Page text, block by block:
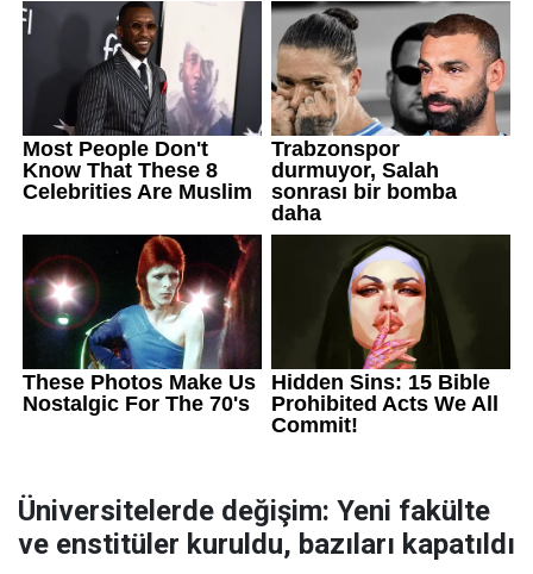
Üniversitelerde değişim: Yeni fakülte
ve enstitüler kuruldu, bazıları kapatıldı